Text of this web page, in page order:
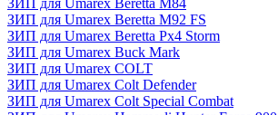
ЗИП для Umarex Beretta M84
ЗИП для Umarex Beretta M92 FS
ЗИП для Umarex Beretta Px4 Storm
ЗИП для Umarex Buck Mark
ЗИП для Umarex COLT
ЗИП для Umarex Colt Defender
ЗИП для Umarex Colt Special Combat